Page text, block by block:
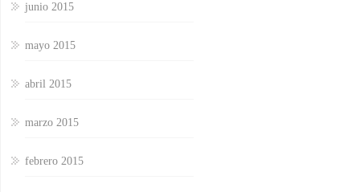
junio 2015
mayo 2015
abril 2015
marzo 2015
febrero 2015